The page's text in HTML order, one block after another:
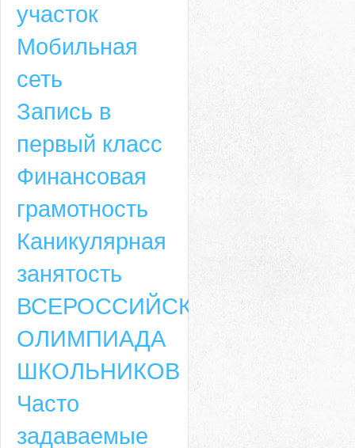
участок
Мобильная
сеть
Запись в
первый класс
Финансовая
грамотность
Каникулярная
занятость
ВСЕРОССИЙСКАЯ
ОЛИМПИАДА
ШКОЛЬНИКОВ
Часто
задаваемые